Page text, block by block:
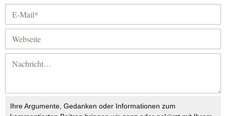
Ihre Argumente, Gedanken oder Informationen zum